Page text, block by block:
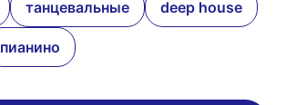
танцевальные deep house
пианино